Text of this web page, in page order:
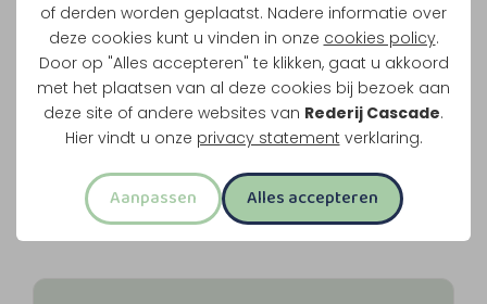
of derden worden geplaatst. Nadere informatie over
deze cookies kunt u vinden in onze cookies policy.
Door op "Alles accepteren" te klikken, gaat u akkoord
met het plaatsen van al deze cookies bij bezoek aan
deze site of andere websites van Rederij Cascade.
Hier vindt u onze privacy statement verklaring.
Aanpassen Alles accepteren
stadje Thorn. Dit klassieke rondje over de
Maasplassen vertrekt vanuit Maasbracht of
Thorn.
Midden-Limburg in één rondvaart
Twee uur varen
Opstappen in Maasbracht of Thorn
Meest familievriendelijke rondvaart